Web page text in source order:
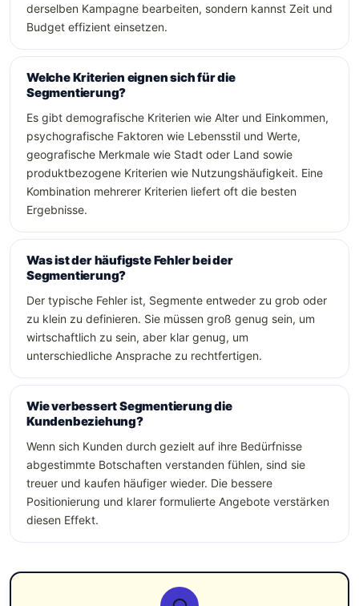
derselben Kampagne bearbeiten, sondern kannst Zeit und
Budget effizient einsetzen.
Welche Kriterien eignen sich für die
Segmentierung?
Es gibt demografische Kriterien wie Alter und Einkommen,
psychografische Faktoren wie Lebensstil und Werte,
geografische Merkmale wie Stadt oder Land sowie
produktbezogene Kriterien wie Nutzungshäufigkeit. Eine
Kombination mehrerer Kriterien liefert oft die besten
Ergebnisse.
Was ist der häufigste Fehler bei der
Segmentierung?
Der typische Fehler ist, Segmente entweder zu grob oder
zu klein zu definieren. Sie müssen groß genug sein, um
wirtschaftlich zu sein, aber klar genug, um
unterschiedliche Ansprache zu rechtfertigen.
Wie verbessert Segmentierung die
Kundenbeziehung?
Wenn sich Kunden durch gezielt auf ihre Bedürfnisse
abgestimmte Botschaften verstanden fühlen, sind sie
treuer und kaufen häufiger wieder. Die bessere
Positionierung und klarer formulierte Angebote verstärken
diesen Effekt.